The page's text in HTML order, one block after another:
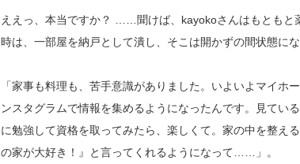
ええっ、本当ですか？ ……聞けば、kayokoさんはもともと
時は、一部屋を納戸として潰し、そこは開かずの間状態にな
「家事も料理も、苦手意識がありました。いよいよマイ
ンスタグラムで情報を集めるようになったんです。見てい
に勉強して資格を取ってみたら、楽しくて。家の中を整え
の家が大好き！』と言ってくれるようになって……」。